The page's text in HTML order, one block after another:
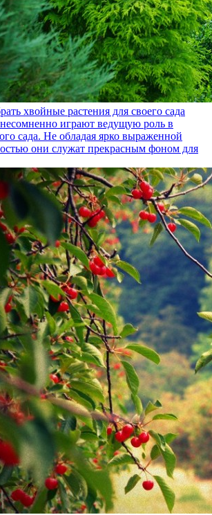
хвойные растения для своего сада
играют ведущую роль в
сада. Не обладая ярко выраженной
они служат прекрасным фоном для